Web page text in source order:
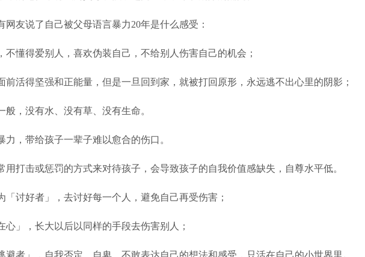
网友说了自己被父母语言暴力20年是什么感受：
不懂得爱别人，喜欢伪装自己，不给别人伤害自己的机会；
前活得坚强和正能量，但是一旦回到家，就被打回原形，永远逃不出心里的阴影；
般，没有水、没有草、没有生命。
力，带给孩子一辈子难以愈合的伤口。
用打击或惩罚的方式来对待孩子，会导致孩子的自我价值感缺失，自尊水平低。
「讨好者」，去讨好每一个人，避免自己再受伤害；
心」，长大以后以同样的手段去伤害别人；
避者」，自我否定、自卑、不敢表达自己的想法和感受，只活在自己的小世界里。